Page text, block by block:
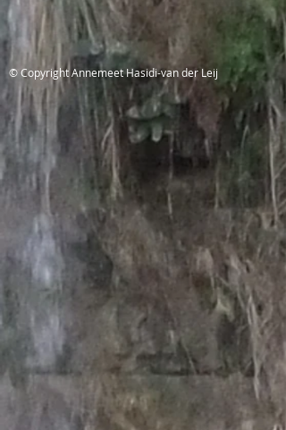
© Copyright Annemeet Hasidi-van der Leij